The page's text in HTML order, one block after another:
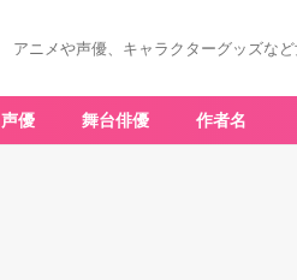
アニメや声優、キャラクターグッズな
声優 舞台俳優 作者名